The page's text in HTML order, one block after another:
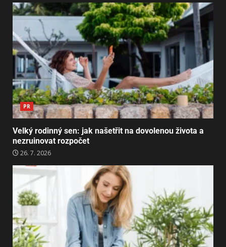
PR
Velký rodinný sen: jak našetřit na dovolenou života a
nezruinovat rozpočet
26. 7. 2026